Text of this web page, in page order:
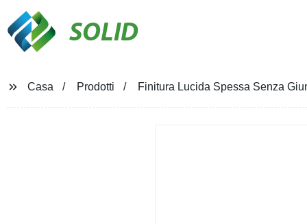
SOLID
Casa Prodotti Finitura Lucida Spessa Senza